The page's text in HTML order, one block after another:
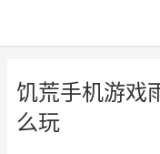
饥荒手机游戏
么玩